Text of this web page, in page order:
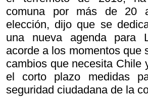
comuna por más de 20
elección, dijo que se
una nueva agenda para
acorde a los momentos que
cambios que necesita Chile
el corto plazo medidas
seguridad ciudadana de la